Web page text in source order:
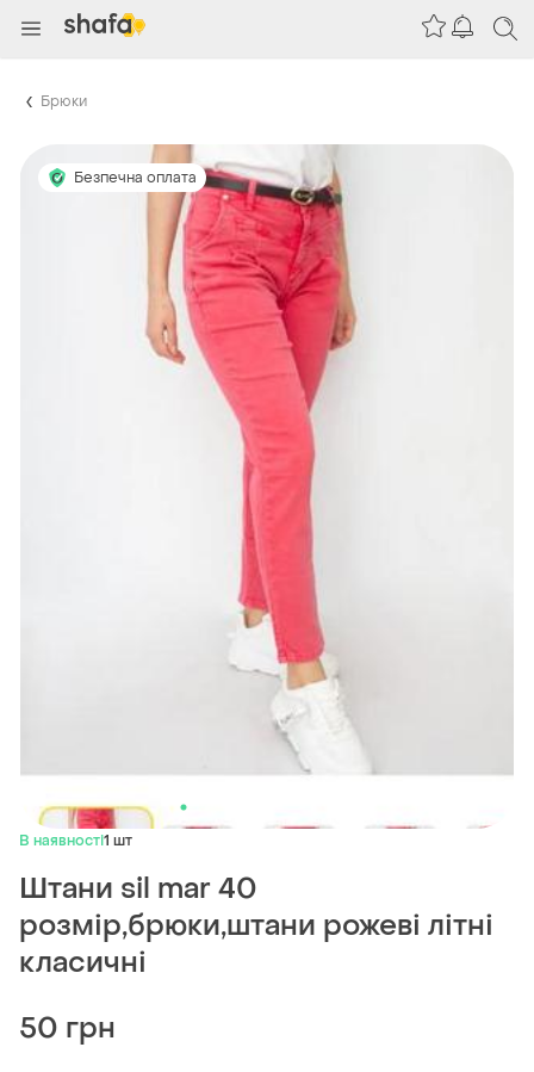
Брюки
Безпечна оплата
В наявності1 шт
Штани sil mar 40
розмір,брюки,штани рожеві літні
класичні
50 грн